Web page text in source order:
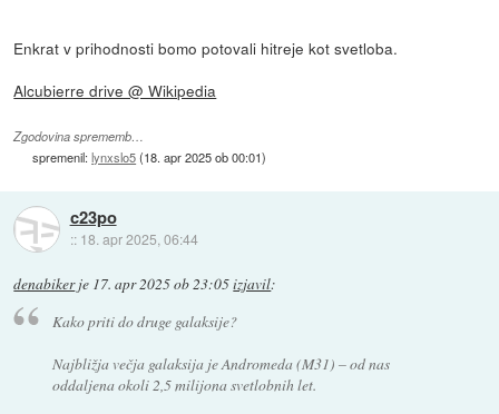
Enkrat v prihodnosti bomo potovali hitreje kot svetloba.
Alcubierre drive @ Wikipedia
Zgodovina sprememb…
spremenil:lynxslo5(18. apr 2025 ob 00:01)
c23po
:: 18. apr 2025, 06:44
denabikerje 17. apr 2025 ob 23:05izjavil:
Kako priti do druge galaksije?
Najbližja večja galaksija je Andromeda (M31) – od nas
oddaljena okoli 2,5 milijona svetlobnih let.